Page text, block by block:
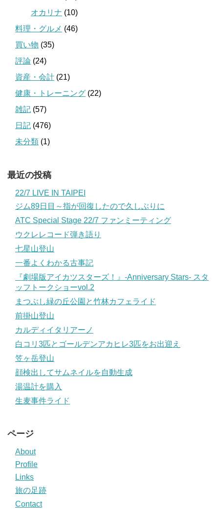
オカリナ (10)
料理・グルメ (46)
買い物 (35)
評論 (24)
資産・会計 (21)
健康・トレーニング (22)
雑記 (57)
日記 (476)
未分類 (1)
最近の投稿
22/7 LIVE IN TAIPEI
ジム89日目～指が回復したので久しぶりに
ATC Special Stage 22/7 ファンミーティング
ウクレレコード弾き語り
七星山登山
一番よくわかる古事記
『劇場版アイカツスターズ！』-Anniversary Stars- スタ
ッフトークショーvol.2
まつぶし緑の丘公園と竹林カフェライド
前掛山登山
カルディイタリアーノ
白コリ3匹とゴールデンアカヒレ3匹をお出迎え
笠ヶ岳登山
顔検出してサムネイルを自動生成
湯温計を購入
生麦事件ライド
ページ
About
Profile
Links
旅の足跡
Contact